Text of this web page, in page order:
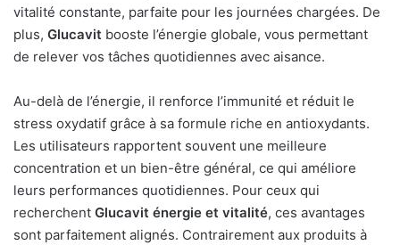
vitalité constante, parfaite pour les journées chargées. De
plus, Glucavit booste l’énergie globale, vous permettant
de relever vos tâches quotidiennes avec aisance.
Au-delà de l’énergie, il renforce l’immunité et réduit le
stress oxydatif grâce à sa formule riche en antioxydants.
Les utilisateurs rapportent souvent une meilleure
concentration et un bien-être général, ce qui améliore
leurs performances quotidiennes. Pour ceux qui
recherchent Glucavit énergie et vitalité, ces avantages
sont parfaitement alignés. Contrairement aux produits à